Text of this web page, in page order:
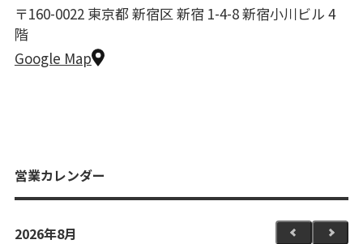
〒160-0022 東京都 新宿区 新宿 1-4-8 新宿小川ビル 4
階
Google Map
営業カレンダー
2026年8月